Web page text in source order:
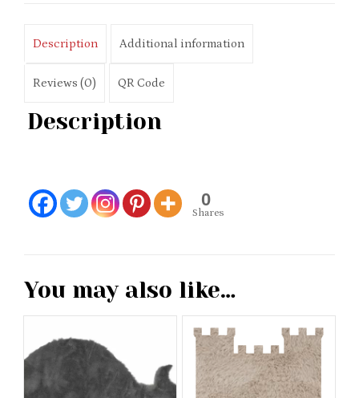
Description Additional information
Reviews (0) QR Code
Description
0
Shares
You may also like…